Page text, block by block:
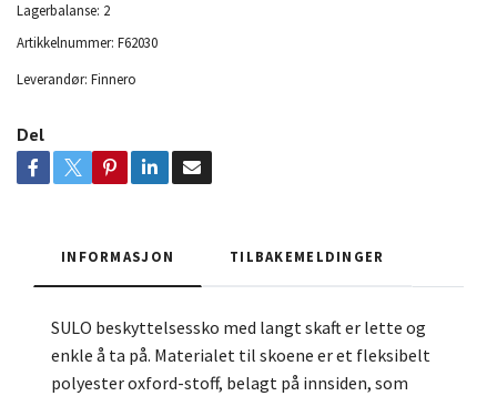
Lagerbalanse: 2
Artikkelnummer: F62030
Leverandør: Finnero
Del
INFORMASJON TILBAKEMELDINGER
SULO beskyttelsessko med langt skaft er lette og
enkle å ta på. Materialet til skoene er et fleksibelt
polyester oxford-stoff, belagt på innsiden, som